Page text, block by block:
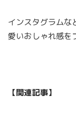
インスタグラムな
愛いおしゃれ感を
【関連記事】